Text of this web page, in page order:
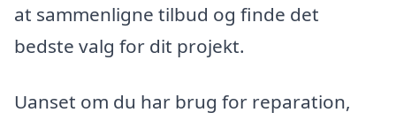
at sammenligne tilbud og finde det
bedste valg for dit projekt.
Uanset om du har brug for reparation,